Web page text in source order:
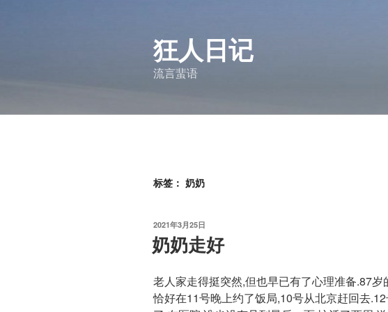
狂人日记
流言蜚语
标签： 奶奶
发
布
于
2021年3月25日
奶奶走好
老人家走得挺突然,但也早已有了心理准备.87岁
恰好在11号晚上约了饭局,10号从北京赶回去